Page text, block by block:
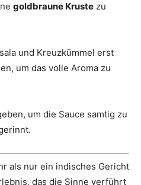
goldbraune Kruste zu
und Kreuzkümmel erst
um das volle Aroma zu
um die Sauce samtig zu
als nur ein indisches Gericht
das die Sinne verführt